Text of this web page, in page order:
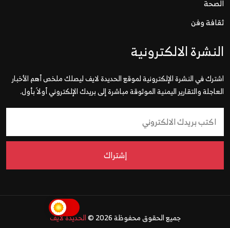
الصحة
ثقافة وفن
النشرة الالكترونية
اشترك في النشرة الإلكترونية لموقع الحديدة لايف ليصلك ملخص أهم الأخبار
العاجلة والتقارير اليمنية الموثوقة مباشرة إلى بريدك الإلكتروني أولاً بأول.
إشتراك
جميع الحقوق محفوظة 2026 © الحديدة لايف